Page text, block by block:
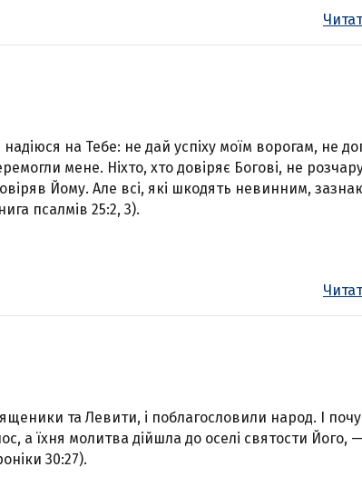
на Тебе: не дай успіху моїм ворогам, не
мене. Ніхто, хто довіряє Богові, не
Йому. Але всі, які шкодять невинним,
псалмів 25:2, 3).
та Левити, і поблагословили народ. І
а їхня молитва дійшла до оселі святости Його,
30:27).